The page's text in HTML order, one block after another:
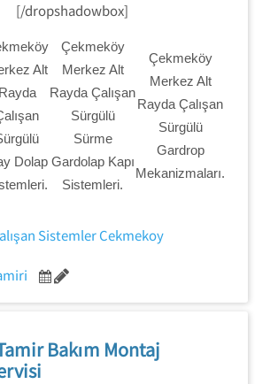
[/dropshadowbox]
Alt
Rayda
Dolap
Çekmeköy
Merkez Alt
Rayda Çalışan
Sürgülü
Sürme
Gardolap Kapı
Sistemleri.
Çekmeköy
Merkez Alt
Rayda Çalışan
Sürgülü
Gardrop
Mekanizmaları.
Sistemler Cekmekoy
Bakım Montaj